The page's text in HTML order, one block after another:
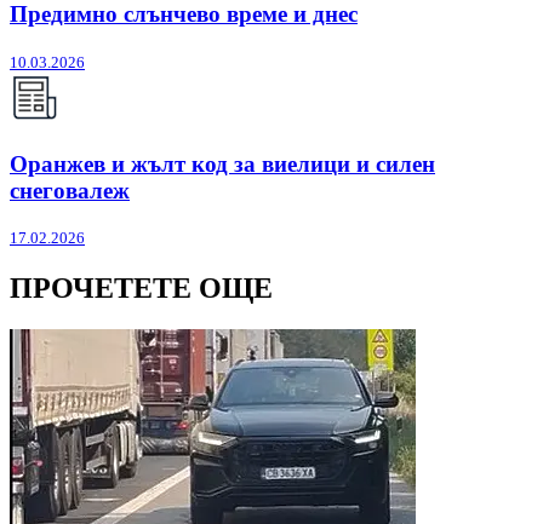
Предимно слънчево време и днес
10.03.2026
Оранжев и жълт код за виелици и силен
снеговалеж
17.02.2026
ПРОЧЕТЕТЕ ОЩЕ